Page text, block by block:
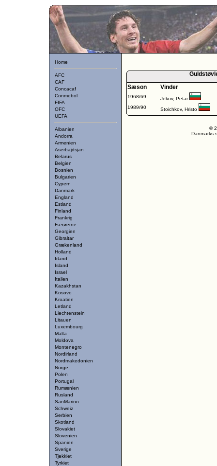
Home
AFC
CAF
Concacaf
Conmebol
FIFA
OFC
UEFA
Albanien
Andorra
Armenien
Aserbajdsjan
Belarus
Belgien
Bosnien
Bulgarien
Cypern
Danmark
England
Estland
Finland
Frankrig
Færøerne
Georgien
Gibraltar
Grækenland
Holland
Irland
Island
Israel
Italien
Kazakhstan
Kosovo
Kroatien
Letland
Liechtenstein
Litauen
Luxembourg
Malta
Moldova
Montenegro
Nordirland
Nordmakedonien
Norge
Polen
Portugal
Rumænien
Rusland
SanMarino
Schweiz
Serbien
Skotland
Slovakiet
Slovenien
Spanien
Sverige
Tjekkiet
Tyrkiet
Sæson
Vinder
1968/69
Jekov, Petar
1989/90
Stoichkov, Hristo
©
Danmarks